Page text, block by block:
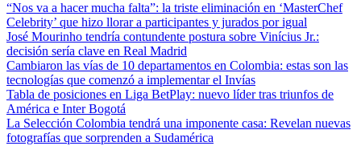
“Nos va a hacer mucha falta”: la triste eliminación en ‘MasterChef
Celebrity’ que hizo llorar a participantes y jurados por igual
José Mourinho tendría contundente postura sobre Vinícius Jr.:
decisión sería clave en Real Madrid
Cambiaron las vías de 10 departamentos en Colombia: estas son las
tecnologías que comenzó a implementar el Invías
Tabla de posiciones en Liga BetPlay: nuevo líder tras triunfos de
América e Inter Bogotá
La Selección Colombia tendrá una imponente casa: Revelan nuevas
fotografías que sorprenden a Sudamérica